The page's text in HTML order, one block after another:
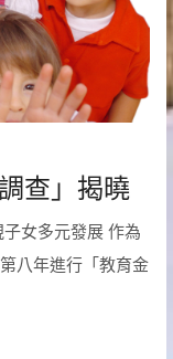
查」揭曉
女多元發展 作為
八年進行「教育金